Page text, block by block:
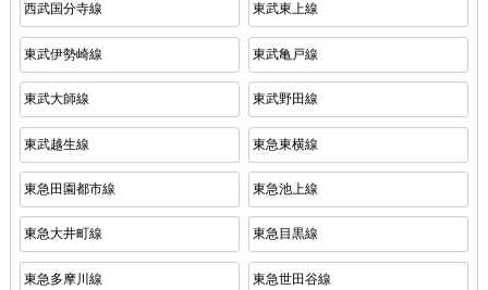
西武国分寺線 東武東上線
東武伊勢崎線 東武亀戸線
東武大師線 東武野田線
東武越生線 東急東横線
東急田園都市線 東急池上線
東急大井町線 東急目黒線
東急多摩川線 東急世田谷線